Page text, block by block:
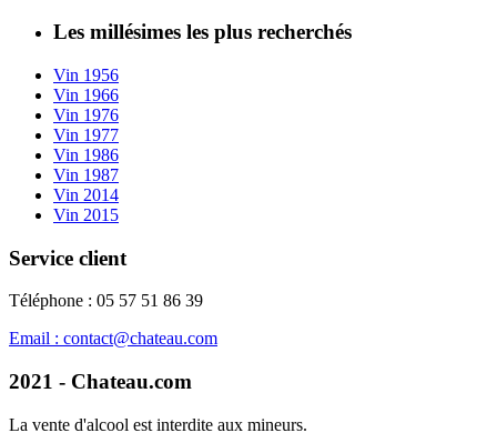
Les millésimes les plus recherchés
Vin 1956
Vin 1966
Vin 1976
Vin 1977
Vin 1986
Vin 1987
Vin 2014
Vin 2015
Service client
Téléphone : 05 57 51 86 39
Email : contact@chateau.com
2021 - Chateau.com
La vente d'alcool est interdite aux mineurs.